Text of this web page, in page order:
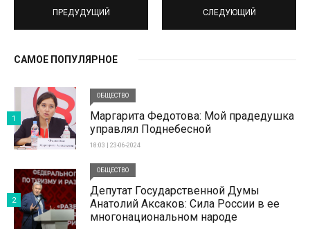
ПРЕДУДУЩИЙ СЛЕДУЮЩИЙ
САМОЕ ПОПУЛЯРНОЕ
ОБЩЕСТВО
Маргарита Федотова: Мой прадедушка
управлял Поднебесной
18:03 | 23-06-2024
1
ОБЩЕСТВО
Депутат Государственной Думы
Анатолий Аксаков: Сила России в ее
многонациональном народе
2